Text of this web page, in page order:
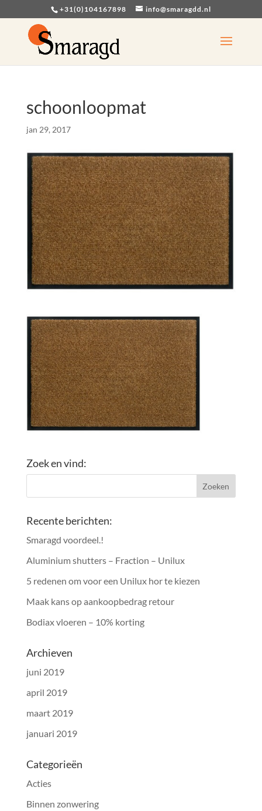
+31(0)104167898 info@smaragdd.nl
schoonloopmat
jan 29, 2017
Zoek en vind:
Recente berichten:
Smaragd voordeel.!
Aluminium shutters – Fraction – Unilux
5 redenen om voor een Unilux hor te kiezen
Maak kans op aankoopbedrag retour
Bodiax vloeren – 10% korting
Archieven
juni 2019
april 2019
maart 2019
januari 2019
Categorieën
Acties
Binnen zonwering